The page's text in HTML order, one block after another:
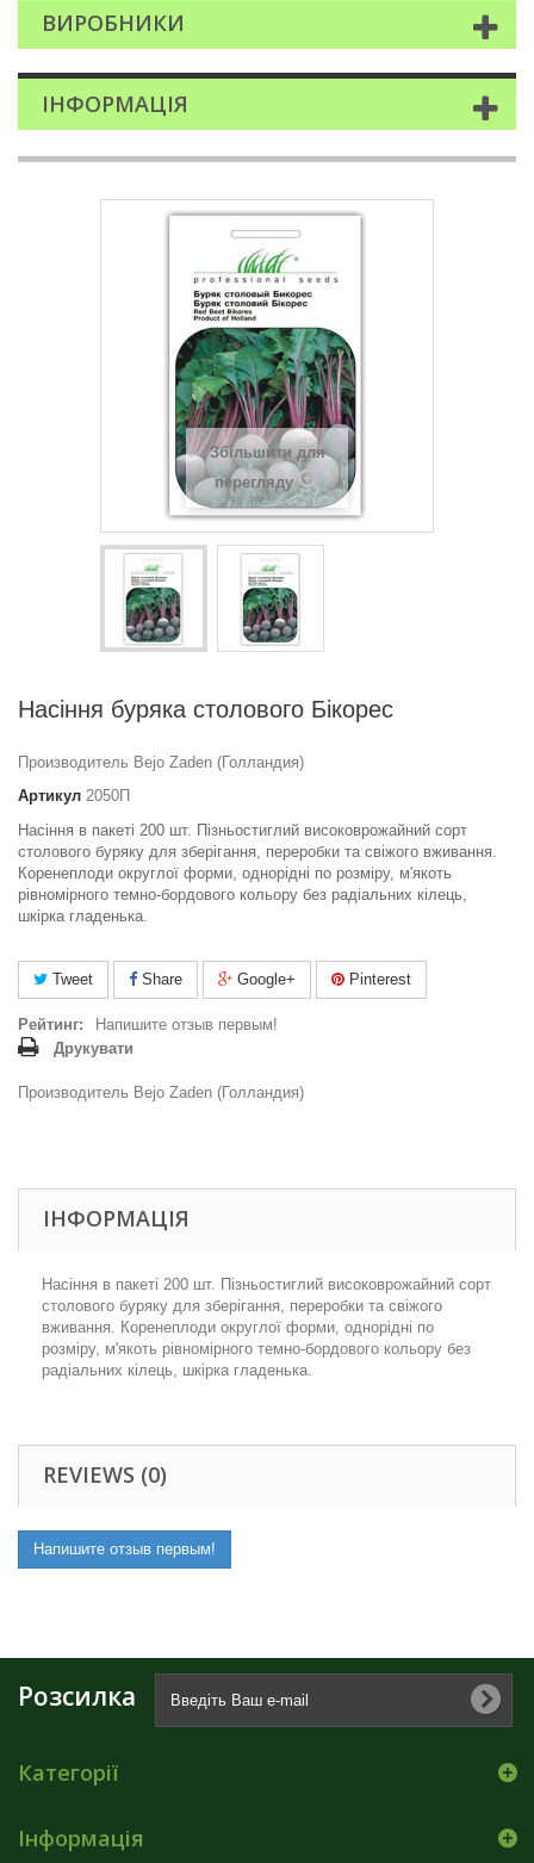
ВИРОБНИКИ
ІНФОРМАЦІЯ
Збільшити для
перегляду
Насіння буряка столового Бікорес
Производитель Bejo Zaden (Голландия)
Артикул 2050П
Насіння в пакеті 200 шт. Пізньостиглий високоврожайний сорт
столового буряку для зберігання, переробки та свіжого вживання.
Коренеплоди округлої форми, однорідні по розміру, м'якоть
рівномірного темно-бордового кольору без радіальних кілець,
шкірка гладенька.
Tweet Share Google+ Pinterest
Рейтинг:
Напишите отзыв первым!
Друкувати
Производитель Bejo Zaden (Голландия)
ІНФОРМАЦІЯ
Насіння в пакеті 200 шт. Пізньостиглий високоврожайний сорт
столового буряку для зберігання, переробки та свіжого
вживання. Коренеплоди округлої форми, однорідні по
розміру, м'якоть рівномірного темно-бордового кольору без
радіальних кілець, шкірка гладенька.
REVIEWS (0)
Напишите отзыв первым!
Розсилка
Категорії
Інформація